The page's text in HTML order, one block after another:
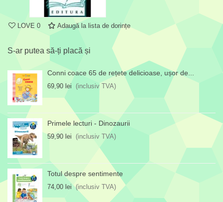
LOVE 0 Adaugă la lista de dorințe
S-ar putea să-ți placă și
Conni coace 65 de rețete delicioase, ușor de...
69,90 lei (inclusiv TVA)
Primele lecturi - Dinozaurii
59,90 lei (inclusiv TVA)
Totul despre sentimente
74,00 lei (inclusiv TVA)